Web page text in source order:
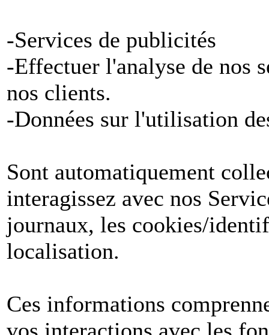
-Services de publicités
-Effectuer l'analyse de nos
nos clients.
-Données sur l'utilisation
Sont automatiquement
interagissez avec nos
journaux, les cookies/
localisation.
Ces informations